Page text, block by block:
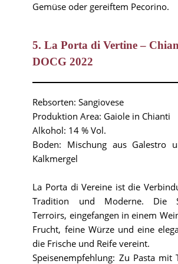
Gemüse oder gereiftem Pecorino.
5. La Porta di Vertine –
DOCG 2022
Rebsorten: Sangiovese
Produktion Area: Gaiole in Chianti
Alkohol: 14 % Vol.
Boden: Mischung aus Galestro
Kalkmergel
La Porta di Vereine ist die
Tradition und Moderne. Die
Terroirs, eingefangen in einem
Frucht, feine Würze und eine
die Frische und Reife vereint.
Speisenempfehlung: Zu Pasta mit